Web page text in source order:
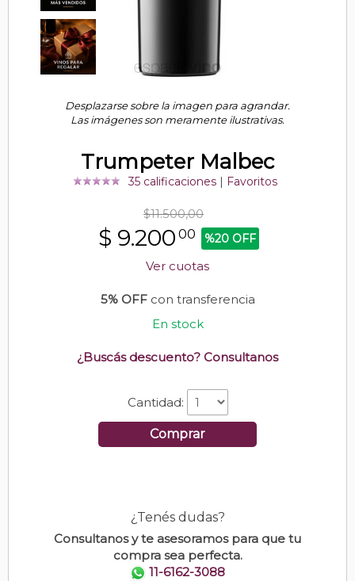
Desplazarse sobre la imagen para agrandar.
Las imágenes son meramente ilustrativas.
Trumpeter Malbec
35 calificaciones Favoritos
$11.500,00
$ 9.200 00 %20 OFF
Ver cuotas
5% OFFcon transferencia
En stock
¿Buscás descuento? Consultanos
Cantidad:
Comprar
¿Tenés dudas?
Consultanos y te asesoramos para que tu
compra sea perfecta.
11-6162-3088